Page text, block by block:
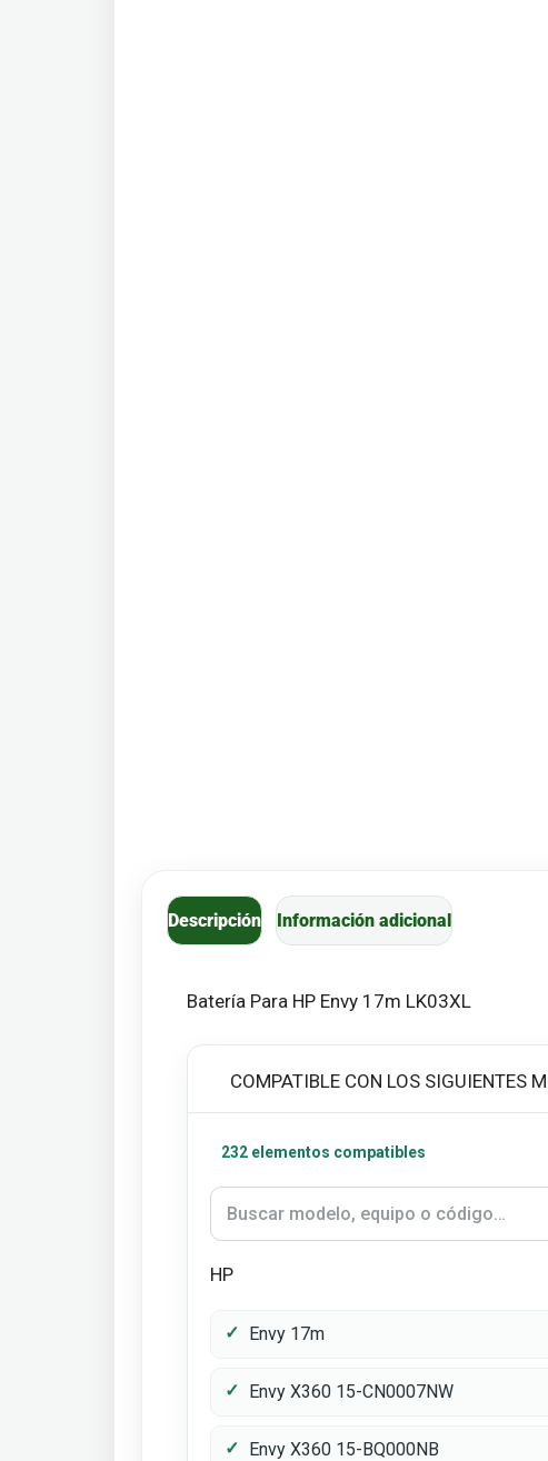
Descripción Información adicional
Batería Para HP Envy 17m LK03XL
COMPATIBLE CON LOS SIGUIENTES
232 elementos compatibles
HP
Envy 17m
Envy X360 15-CN0007NW
Envy X360 15-BQ000NB